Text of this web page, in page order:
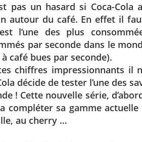
pas un hasard si Coca-
autour du café. En effet il
l’une des plus
par seconde dans le
café bues par seconde).
chiffres impressionnants il
décide de tester l’une des
! Cette nouvelle série,
compléter sa gamme
au cherry …